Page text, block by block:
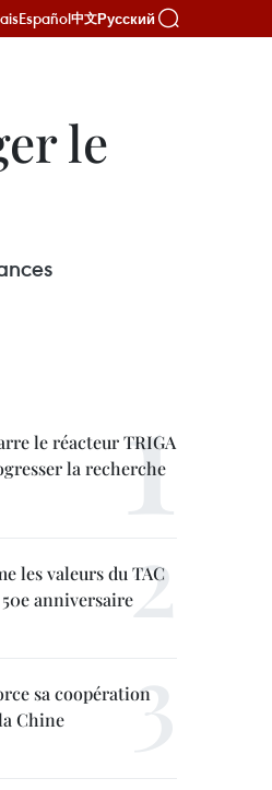
Español中文Русский
le
le réacteur TRIGA
la recherche
les valeurs du TAC
anniversaire
sa coopération
Chine